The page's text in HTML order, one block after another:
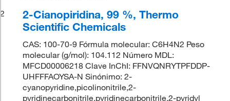
2
2-Cianopiridina, 99 %, Thermo
Scientific Chemicals
CAS: 100-70-9 Fórmula molecular: C6H4N2 Peso
molecular (g/mol): 104.112 Número MDL:
MFCD00006218 Clave InChI: FFNVQNRYTPFDDP-
UHFFFAOYSA-N Sinónimo: 2-
cyanopyridine,picolinonitrile,2-
pyridinecarbonitrile,pyridinecarbonitrile,2-pyridyl